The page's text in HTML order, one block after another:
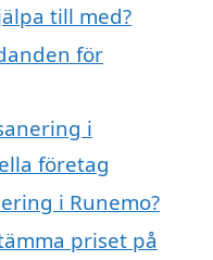
till med?
för
i
företag
i Runemo?
priset på